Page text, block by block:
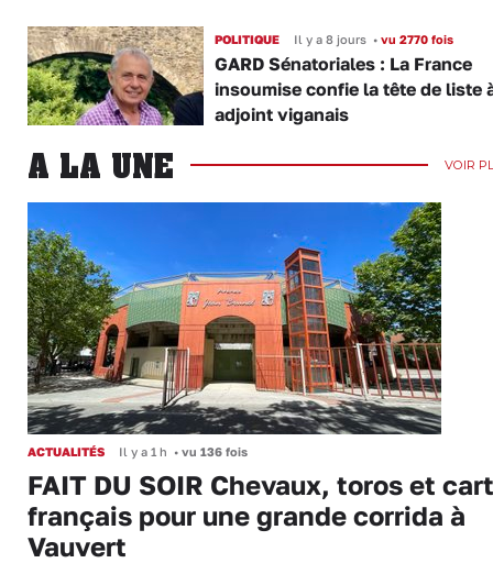
POLITIQUE Il y a 8 jours •vu 2770 fois
GARD Sénatoriales : La France
insoumise confie la tête de liste
adjoint viganais
A LA UNE VOIR
ACTUALITÉS Il y a 1 h • vu 136 fois
FAIT DU SOIR Chevaux, toros et
français pour une grande corrida à
Vauvert